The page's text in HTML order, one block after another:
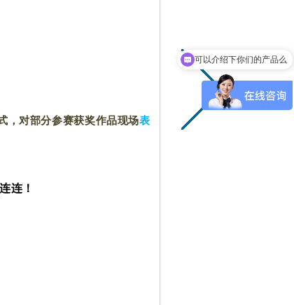
，对部分参赛获奖作品现场表
可以介绍下你们的产品么